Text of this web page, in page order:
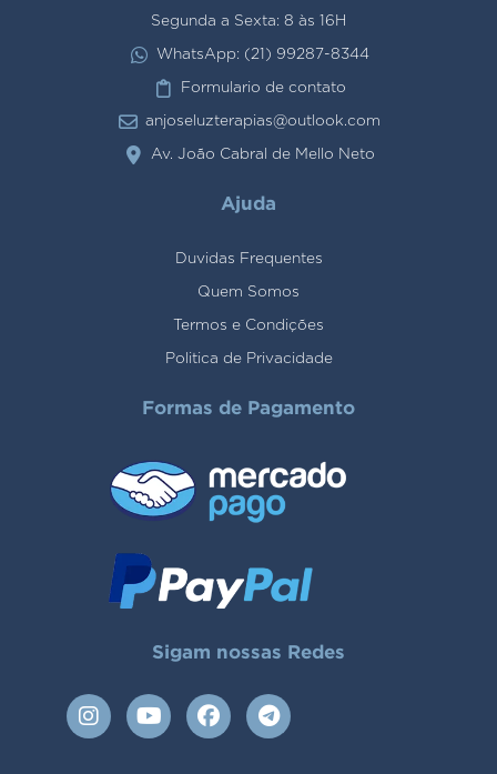
Segunda a Sexta: 8 às 16H
WhatsApp: (21) 99287-8344
Formulario de contato
anjoseluzterapias@outlook.com
Av. João Cabral de Mello Neto
Ajuda
Duvidas Frequentes
Quem Somos
Termos e Condições
Politica de Privacidade
Formas de Pagamento
Sigam nossas Redes
I
n
Y
o
F
a
T
e